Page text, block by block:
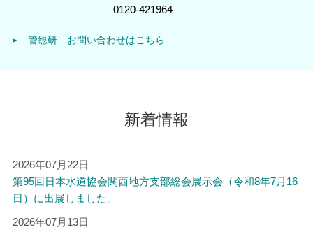
0120-421964
管総研 お問い合わせはこちら
新着情報
2026年07月22日
第95回日本水道協会関西地方支部総会展示会（令和8年7月16
日）に出展しました。
2026年07月13日